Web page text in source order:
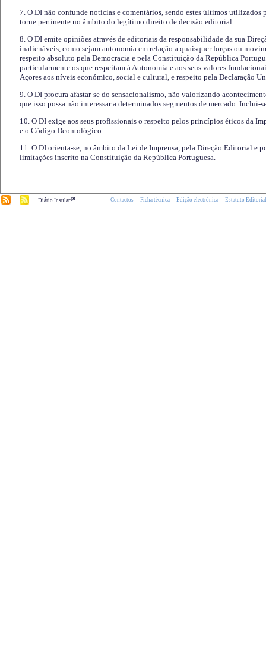
7. O DI não confunde notícias e comentários, sendo estes últimos utilizados
torne pertinente no âmbito do legítimo direito de decisão editorial.
8. O DI emite opiniões através de editoriais da responsabilidade da sua
inalienáveis, como sejam autonomia em relação a quaisquer forças ou
respeito absoluto pela Democracia e pela Constituição da República
particularmente os que respeitam à Autonomia e aos seus valores
Açores aos níveis económico, social e cultural, e respeito pela Declaração
9. O DI procura afastar-se do sensacionalismo, não valorizando
que isso possa não interessar a determinados segmentos de mercado.
10. O DI exige aos seus profissionais o respeito pelos princípios éticos da
e o Código Deontológico.
11. O DI orienta-se, no âmbito da Lei de Imprensa, pela Direção Editorial e
limitações inscrito na Constituição da República Portuguesa.
Diário Insular.pt Contactos Ficha técnica Edição electrónica Estatuto Editorial